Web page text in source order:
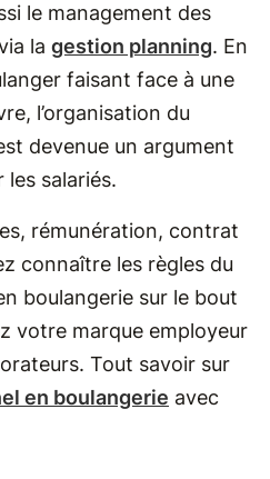
le management des
la gestion planning. En
faisant face à une
l’organisation du
devenue un argument
salariés.
rémunération, contrat
connaître les règles du
boulangerie sur le bout
votre marque employeur
Tout savoir sur
en boulangerie avec